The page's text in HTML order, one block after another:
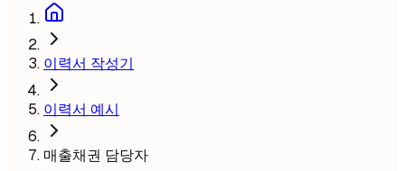
이력서 작성기
이력서 예시
매출채권 담당자